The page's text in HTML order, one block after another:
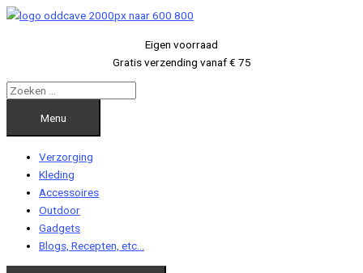
Ga
Eigen voorraad
Gratis verzending vanaf € 75
Menu
Verzorging
Kleding
Accessoires
Outdoor
Gadgets
Blogs, Recepten, etc…